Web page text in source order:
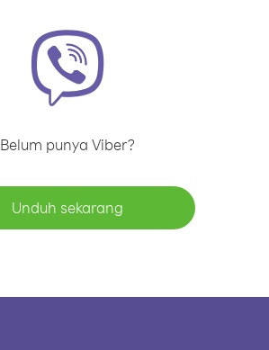
Belum punya Viber?
Unduh sekarang